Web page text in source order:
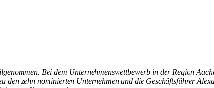
Bei dem Unternehmenswettbewerb in der Region
zehn nominierten Unternehmen und die Geschäftsführer